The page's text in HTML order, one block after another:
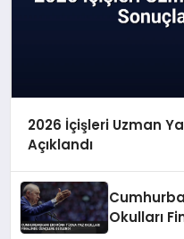
2026 İçişleri Uzman
Açıklandı
Okulları